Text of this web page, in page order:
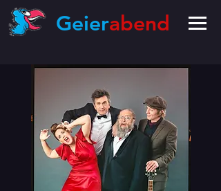
Geierabend